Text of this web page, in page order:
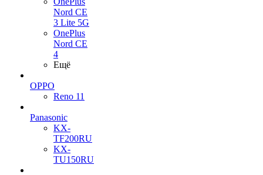
Nord CE
3 Lite 5G
OnePlus
Nord CE
4
Ещё
OPPO
Reno 11
Panasonic
KX-
TF200RU
KX-
TU150RU